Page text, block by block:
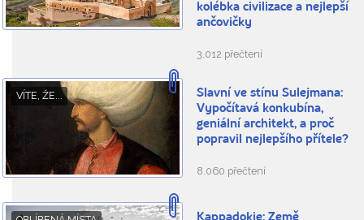
kolébka civilizace a nejlepší
ančovičky
3.012 přečtení
VÍTE, ŽE...
Slavní ve stínu Sulejmana:
Vypočítavá konkubína,
geniální architekt, a proč
popravil nejlepšího přítele?
8.060 přečtení